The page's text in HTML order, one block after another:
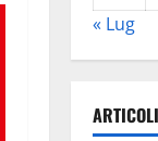
« Lug